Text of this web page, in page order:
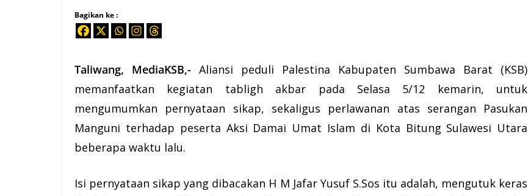
Bagikan ke :
Taliwang, MediaKSB,-Aliansi peduli Palestina Kabupaten Sumbawa Barat (KSB)
memanfaatkan kegiatan tabligh akbar pada Selasa 5/12 kemarin, untuk
mengumumkan pernyataan sikap, sekaligus perlawanan atas serangan Pasukan
Manguni terhadap peserta Aksi Damai Umat Islam di Kota Bitung Sulawesi Utara
beberapa waktu lalu.
Isi pernyataan sikap yang dibacakan H M Jafar YusufS.Sos itu adalah, mengutuk keras